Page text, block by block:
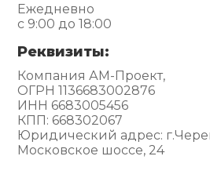
Ежедневно
с 9:00 до 18:00
Реквизиты:
Компания АМ-Проект,
ОГРН 1136683002876
ИНН 6683005456
КПП: 668302067
Юридический адрес:
Московское шоссе, 24